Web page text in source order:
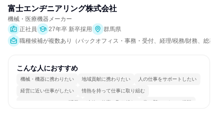
富士エンヂニアリング株式会社
機械・医療機器メーカー
正社員
27年卒 新卒採用
群馬県
職種候補が複数あり（バックオフィス・事務・受付、経理/税務/財務、総務
こんな人におすすめ
機械・機器に携わりたい 地域貢献に携わりたい 人の仕事をサポートしたい
経営に近い仕事がしたい 情熱を持って仕事に取り組む
コミュニケーションが活発 冷静に仕事に取り組む 常に新しいものに挑戦